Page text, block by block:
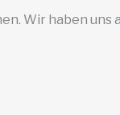
Wir haben uns